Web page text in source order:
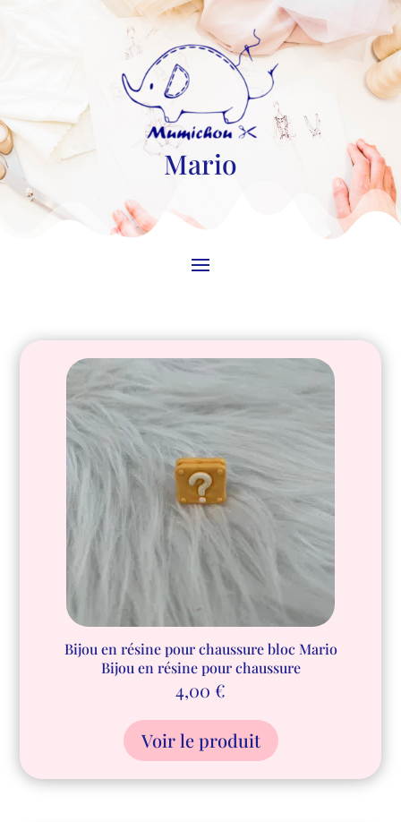
Mario
Bijou en résine pour chaussure bloc Mario
Bijou en résine pour chaussure
4,00 €
Voir le produit